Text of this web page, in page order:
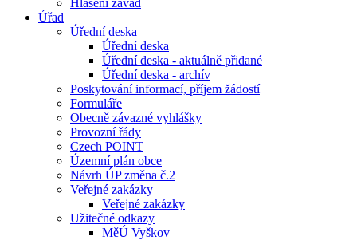
Hlášení závad
Úřad
Úřední deska
Úřední deska
Úřední deska - aktuálně přidané
Úřední deska - archív
Poskytování informací, příjem žádostí
Formuláře
Obecně závazné vyhlášky
Provozní řády
Czech POINT
Územní plán obce
Návrh ÚP změna č.2
Veřejné zakázky
Veřejné zakázky
Užitečné odkazy
MěÚ Vyškov